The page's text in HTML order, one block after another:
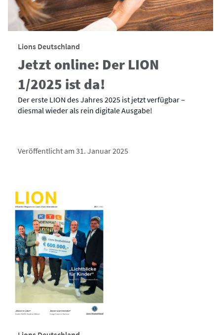
Lions Deutschland
Jetzt online: Der LION
1/2025 ist da!
Der erste LION des Jahres 2025 ist jetzt verfügbar –
diesmal wieder als rein digitale Ausgabe!
Veröffentlicht am 31. Januar 2025